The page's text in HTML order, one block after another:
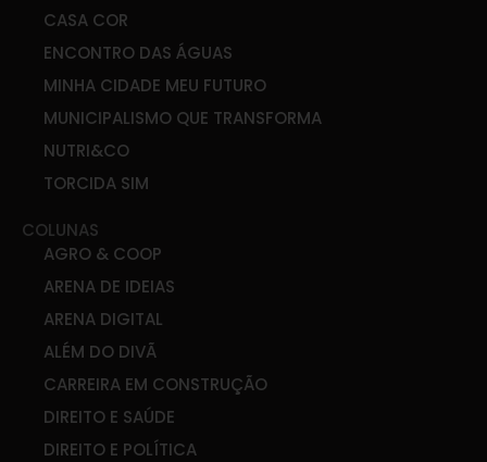
CASA COR
ENCONTRO DAS ÁGUAS
MINHA CIDADE MEU FUTURO
MUNICIPALISMO QUE TRANSFORMA
NUTRI&CO
TORCIDA SIM
COLUNAS
AGRO & COOP
ARENA DE IDEIAS
ARENA DIGITAL
ALÉM DO DIVÃ
CARREIRA EM CONSTRUÇÃO
DIREITO E SAÚDE
DIREITO E POLÍTICA